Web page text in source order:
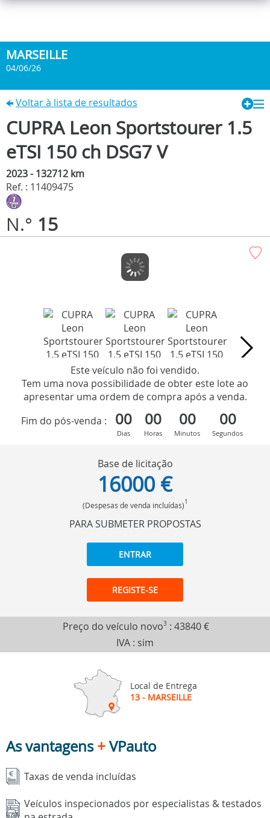
MARSEILLE
04/06/26
Voltar à lista de resultados
CUPRA Leon Sportstourer 1.5
eTSI 150 ch DSG7 V
2023 - 132712 km
Ref. : 11409475
N.° 15
Este veículo não foi vendido.
Tem uma nova possibilidade de obter este lote ao
apresentar uma ordem de compra após a venda.
Fim do pós-venda :
00
Dias
00
Horas
00
Minutos
00
Segundos
Base de licitação
16000 €
(Despesas de venda incluídas)1
PARA SUBMETER PROPOSTAS
ENTRAR
REGISTE-SE
Preço do veículo novo3 : 43840 €
IVA : sim
Local de Entrega
13 - MARSEILLE
As vantagens+VPauto
Taxas de venda incluídas
Veículos inspecionados por especialistas & testados